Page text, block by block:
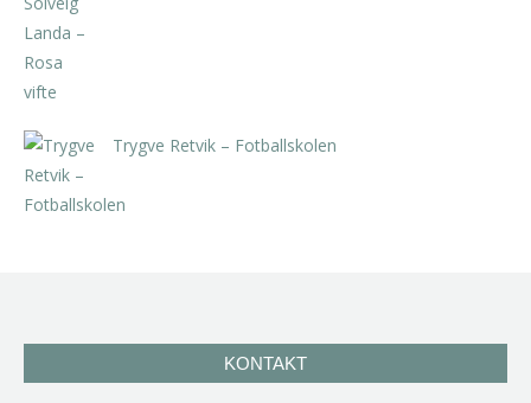
Trygve Retvik – Fotballskolen
KONTAKT